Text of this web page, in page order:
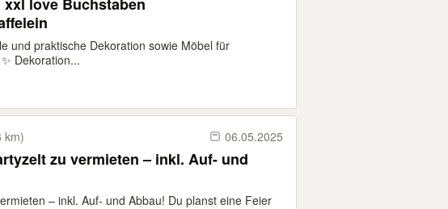
und praktische Dekoration sowie Möbel für
Dekoration...
km) 06.05.2025
inkl. Auf- und
– inkl. Auf- und Abbau! Du planst eine Feier